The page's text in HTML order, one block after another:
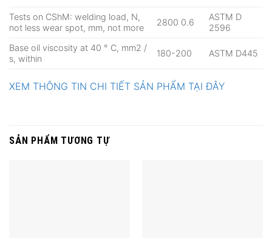
Tests on CShM: welding load, N,
not less wear spot, mm, not more
2800 0.6
ASTM D
2596
Base oil viscosity at 40 ° С, mm2 /
s, within
180-200 ASTM D445
XEM THÔNG TIN CHI TIẾT SẢN PHẨM TẠI ĐÂY
SẢN PHẨM TƯƠNG TỰ